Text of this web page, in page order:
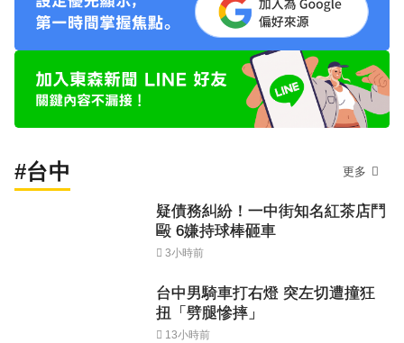
#台中 更多
疑債務糾紛！一中街知名紅茶店鬥
毆 6嫌持球棒砸車
3小時前
台中男騎車打右燈 突左切遭撞狂
扭「劈腿慘摔」
13小時前